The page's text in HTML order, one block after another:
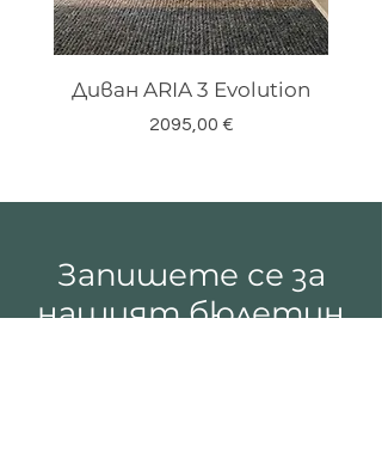
Диван ARIA 3 Evolution
Цена
2095,00 €
Запишете се за
нашият бюлетин